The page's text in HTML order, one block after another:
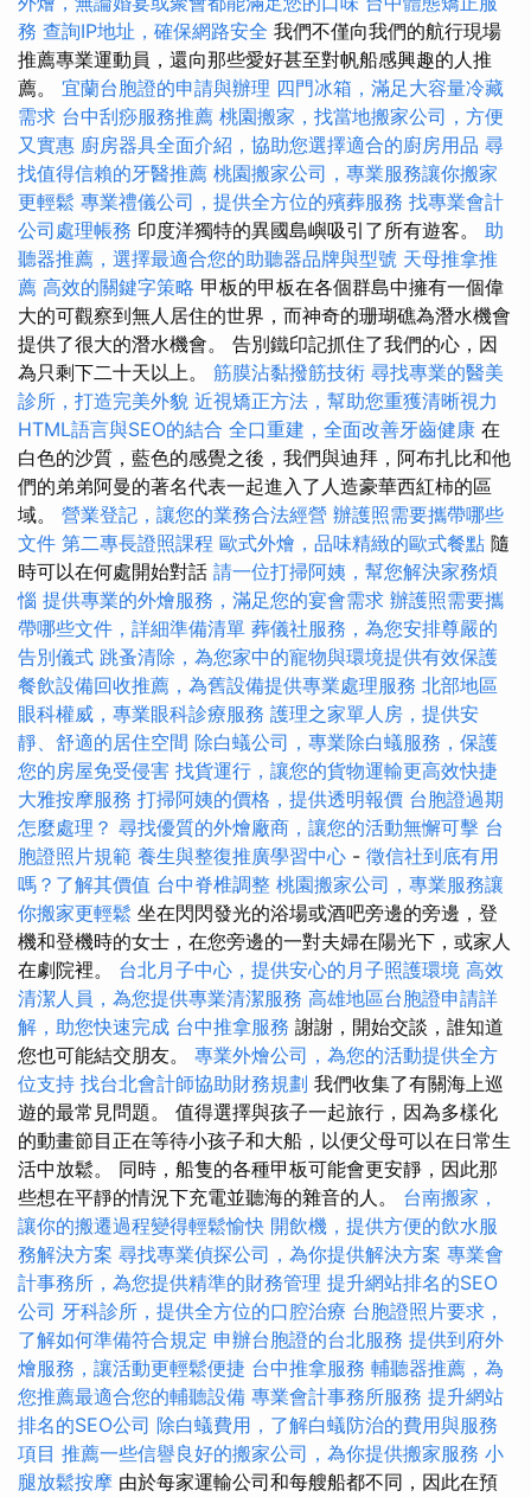
務 查詢IP地址，確保網路安全 我們不僅向我們的航行現場
推薦專業運動員，還向那些愛好甚至對帆船感興趣的人推
薦。 宜蘭台胞證的申請與辦理 四門冰箱，滿足大容量冷藏
需求 台中刮痧服務推薦 桃園搬家，找當地搬家公司，方便
又實惠 廚房器具全面介紹，協助您選擇適合的廚房用品 尋
找值得信賴的牙醫推薦 桃園搬家公司，專業服務讓你搬家
更輕鬆 專業禮儀公司，提供全方位的殯葬服務 找專業會計
公司處理帳務 印度洋獨特的異國島嶼吸引了所有遊客。 助
聽器推薦，選擇最適合您的助聽器品牌與型號 天母推拿推
薦 高效的關鍵字策略 甲板的甲板在各個群島中擁有一個偉
大的可觀察到無人居住的世界，而神奇的珊瑚礁為潛水機會
提供了很大的潛水機會。 告別鐵印記抓住了我們的心，因
為只剩下二十天以上。 筋膜沾黏撥筋技術 尋找專業的醫美
診所，打造完美外貌 近視矯正方法，幫助您重獲清晰視力
HTML語言與SEO的結合 全口重建，全面改善牙齒健康 在
白色的沙質，藍色的感覺之後，我們與迪拜，阿布扎比和他
們的弟弟阿曼的著名代表一起進入了人造豪華西紅柿的區
域。 營業登記，讓您的業務合法經營 辦護照需要攜帶哪些
文件 第二專長證照課程 歐式外燴，品味精緻的歐式餐點 隨
時可以在何處開始對話 請一位打掃阿姨，幫您解決家務煩
惱 提供專業的外燴服務，滿足您的宴會需求 辦護照需要攜
帶哪些文件，詳細準備清單 葬儀社服務，為您安排尊嚴的
告別儀式 跳蚤清除，為您家中的寵物與環境提供有效保護
餐飲設備回收推薦，為舊設備提供專業處理服務 北部地區
眼科權威，專業眼科診療服務 護理之家單人房，提供安
靜、舒適的居住空間 除白蟻公司，專業除白蟻服務，保護
您的房屋免受侵害 找貨運行，讓您的貨物運輸更高效快捷
大雅按摩服務 打掃阿姨的價格，提供透明報價 台胞證過期
怎麼處理？ 尋找優質的外燴廠商，讓您的活動無懈可擊 台
胞證照片規範 養生與整復推廣學習中心 - 徵信社到底有用
嗎？了解其價值 台中脊椎調整 桃園搬家公司，專業服務讓
你搬家更輕鬆 坐在閃閃發光的浴場或酒吧旁邊的旁邊，登
機和登機時的女士，在您旁邊的一對夫婦在陽光下，或家人
在劇院裡。 台北月子中心，提供安心的月子照護環境 高效
清潔人員，為您提供專業清潔服務 高雄地區台胞證申請詳
解，助您快速完成 台中推拿服務 謝謝，開始交談，誰知道
您也可能結交朋友。 專業外燴公司，為您的活動提供全方
位支持 找台北會計師協助財務規劃 我們收集了有關海上巡
遊的最常見問題。 值得選擇與孩子一起旅行，因為多樣化
的動畫節目正在等待小孩子和大船，以便父母可以在日常生
活中放鬆。 同時，船隻的各種甲板可能會更安靜，因此那
些想在平靜的情況下充電並聽海的雜音的人。 台南搬家，
讓你的搬遷過程變得輕鬆愉快 開飲機，提供方便的飲水服
務解決方案 尋找專業偵探公司，為你提供解決方案 專業會
計事務所，為您提供精準的財務管理 提升網站排名的SEO
公司 牙科診所，提供全方位的口腔治療 台胞證照片要求，
了解如何準備符合規定 申辦台胞證的台北服務 提供到府外
燴服務，讓活動更輕鬆便捷 台中推拿服務 輔聽器推薦，為
您推薦最適合您的輔聽設備 專業會計事務所服務 提升網站
排名的SEO公司 除白蟻費用，了解白蟻防治的費用與服務
項目 推薦一些信譽良好的搬家公司，為你提供搬家服務 小
腿放鬆按摩 由於每家運輸公司和每艘船都不同，因此在預